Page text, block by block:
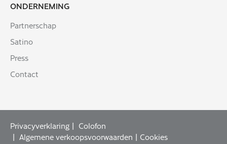
ONDERNEMING
Partnerschap
Satino
Press
Contact
Privacyverklaring
Colofon
Algemene verkoopsvoorwaarden
Cookies